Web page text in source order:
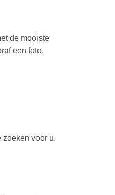
de mooiste
een foto.
zoeken voor u.